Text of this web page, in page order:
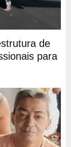
de
para